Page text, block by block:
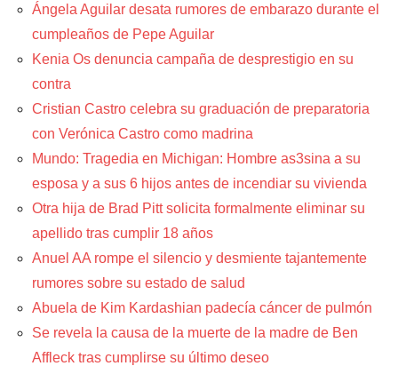
Ángela Aguilar desata rumores de embarazo durante el
cumpleaños de Pepe Aguilar
Kenia Os denuncia campaña de desprestigio en su
contra
Cristian Castro celebra su graduación de preparatoria
con Verónica Castro como madrina
Mundo: Tragedia en Michigan: Hombre as3sina a su
esposa y a sus 6 hijos antes de incendiar su vivienda
Otra hija de Brad Pitt solicita formalmente eliminar su
apellido tras cumplir 18 años
Anuel AA rompe el silencio y desmiente tajantemente
rumores sobre su estado de salud
Abuela de Kim Kardashian padecía cáncer de pulmón
Se revela la causa de la muerte de la madre de Ben
Affleck tras cumplirse su último deseo